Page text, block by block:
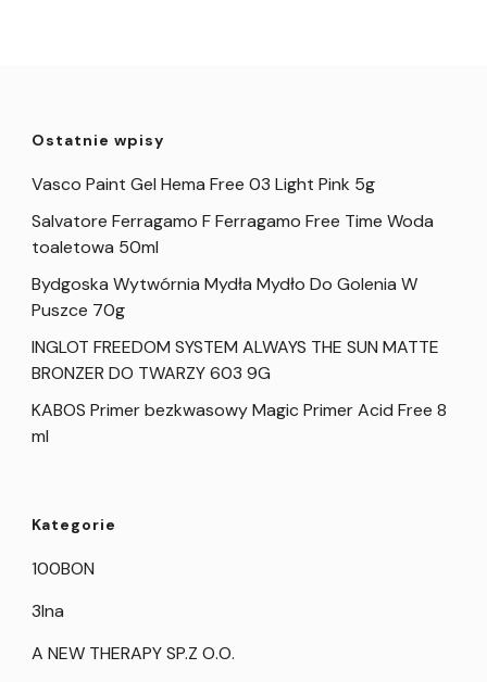
Ostatnie wpisy
Vasco Paint Gel Hema Free 03 Light Pink 5g
Salvatore Ferragamo F Ferragamo Free Time Woda
toaletowa 50ml
Bydgoska Wytwórnia Mydła Mydło Do Golenia W
Puszce 70g
INGLOT FREEDOM SYSTEM ALWAYS THE SUN MATTE
BRONZER DO TWARZY 603 9G
KABOS Primer bezkwasowy Magic Primer Acid Free 8
ml
Kategorie
100BON
3Ina
A NEW THERAPY SP.Z O.O.